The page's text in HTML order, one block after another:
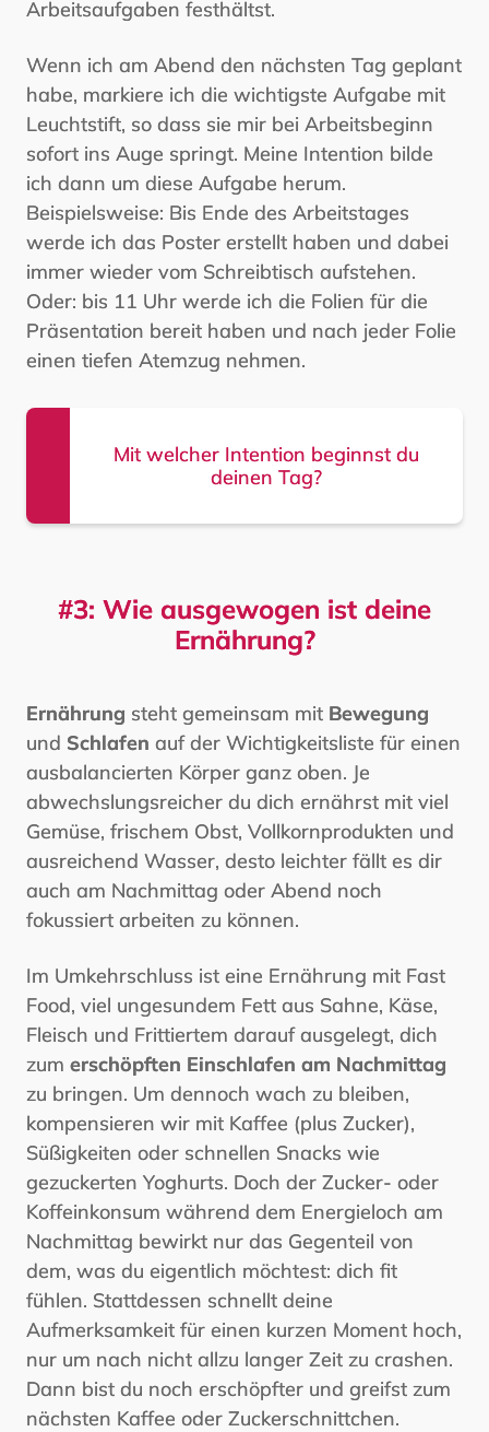
Arbeitsaufgaben festhältst.
Wenn ich am Abend den nächsten Tag geplant
habe, markiere ich die wichtigste Aufgabe mit
Leuchtstift, so dass sie mir bei Arbeitsbeginn
sofort ins Auge springt. Meine Intention bilde
ich dann um diese Aufgabe herum.
Beispielsweise: Bis Ende des Arbeitstages
werde ich das Poster erstellt haben und dabei
immer wieder vom Schreibtisch aufstehen.
Oder: bis 11 Uhr werde ich die Folien für die
Präsentation bereit haben und nach jeder Folie
einen tiefen Atemzug nehmen.
Mit welcher Intention beginnst du
deinen Tag?
#3: Wie ausgewogen ist deine
Ernährung?
Ernährung steht gemeinsam mit Bewegung
und Schlafen auf der Wichtigkeitsliste für einen
ausbalancierten Körper ganz oben. Je
abwechslungsreicher du dich ernährst mit viel
Gemüse, frischem Obst, Vollkornprodukten und
ausreichend Wasser, desto leichter fällt es dir
auch am Nachmittag oder Abend noch
fokussiert arbeiten zu können.
Im Umkehrschluss ist eine Ernährung mit Fast
Food, viel ungesundem Fett aus Sahne, Käse,
Fleisch und Frittiertem darauf ausgelegt, dich
zum erschöpften Einschlafen am Nachmittag
zu bringen. Um dennoch wach zu bleiben,
kompensieren wir mit Kaffee (plus Zucker),
Süßigkeiten oder schnellen Snacks wie
gezuckerten Yoghurts. Doch der Zucker- oder
Koffeinkonsum während dem Energieloch am
Nachmittag bewirkt nur das Gegenteil von
dem, was du eigentlich möchtest: dich fit
fühlen. Stattdessen schnellt deine
Aufmerksamkeit für einen kurzen Moment hoch,
nur um nach nicht allzu langer Zeit zu crashen.
Dann bist du noch erschöpfter und greifst zum
nächsten Kaffee oder Zuckerschnittchen.